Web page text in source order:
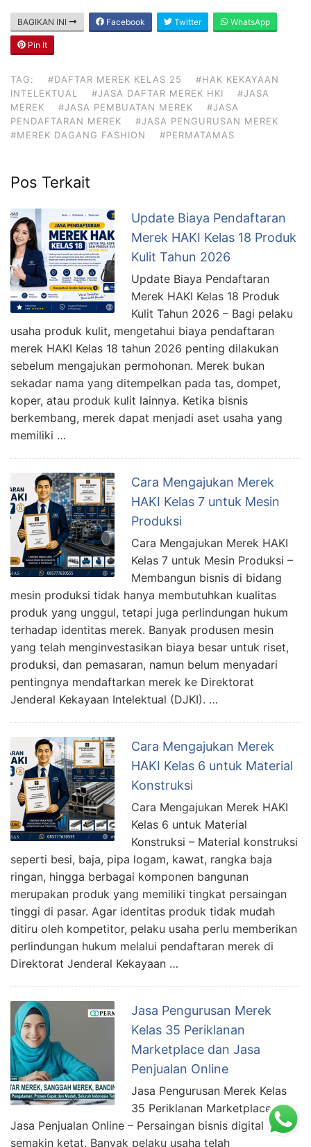
BAGIKAN INI Facebook Twitter WhatsApp
Pin It
TAG: #DAFTAR MEREK KELAS 25
#HAK KEKAYAAN
INTELEKTUAL
#JASA DAFTAR MEREK HKI
#JASA
MEREK
#JASA PEMBUATAN MEREK
#JASA
PENDAFTARAN MEREK
#JASA PENGURUSAN MEREK
#MEREK DAGANG FASHION
#PERMATAMAS
Pos Terkait
Update Biaya Pendaftaran
Merek HAKI Kelas 18 Produk
Kulit Tahun 2026
Update Biaya Pendaftaran
Merek HAKI Kelas 18 Produk
Kulit Tahun 2026 – Bagi pelaku
usaha produk kulit, mengetahui biaya pendaftaran
merek HAKI Kelas 18 tahun 2026 penting dilakukan
sebelum mengajukan permohonan. Merek bukan
sekadar nama yang ditempelkan pada tas, dompet,
koper, atau produk kulit lainnya. Ketika bisnis
berkembang, merek dapat menjadi aset usaha yang
memiliki …
Cara Mengajukan Merek
HAKI Kelas 7 untuk Mesin
Produksi
Cara Mengajukan Merek HAKI
Kelas 7 untuk Mesin Produksi –
Membangun bisnis di bidang
mesin produksi tidak hanya membutuhkan kualitas
produk yang unggul, tetapi juga perlindungan hukum
terhadap identitas merek. Banyak produsen mesin
yang telah menginvestasikan biaya besar untuk riset,
produksi, dan pemasaran, namun belum menyadari
pentingnya mendaftarkan merek ke Direktorat
Jenderal Kekayaan Intelektual (DJKI). …
Cara Mengajukan Merek
HAKI Kelas 6 untuk Material
Konstruksi
Cara Mengajukan Merek HAKI
Kelas 6 untuk Material
Konstruksi – Material konstruksi
seperti besi, baja, pipa logam, kawat, rangka baja
ringan, hingga berbagai komponen bangunan
merupakan produk yang memiliki tingkat persaingan
tinggi di pasar. Agar identitas produk tidak mudah
ditiru oleh kompetitor, pelaku usaha perlu memberikan
perlindungan hukum melalui pendaftaran merek di
Direktorat Jenderal Kekayaan …
Jasa Pengurusan Merek
Kelas 35 Periklanan
Marketplace dan Jasa
Penjualan Online
Jasa Pengurusan Merek Kelas
35 Periklanan Marketplace dan
Jasa Penjualan Online – Persaingan bisnis digital
semakin ketat. Banyak pelaku usaha telah